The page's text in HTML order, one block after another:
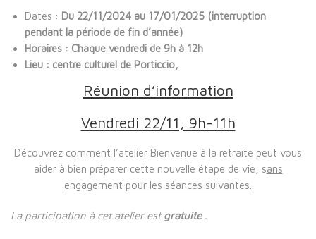
Dates : Du 22/11/2024 au 17/01/2025 (interruption
pendant la période de fin d’année)
Horaires : Chaque vendredi de 9h à 12h
Lieu : centre culturel de Porticcio,
Réunion d’information
Vendredi 22/11, 9h-11h
Découvrez comment l’atelier Bienvenue à la retraite peut vous
aider à bien préparer cette nouvelle étape de vie, sans
engagement pour les séances suivantes.
La participation à cet atelier estgratuite.